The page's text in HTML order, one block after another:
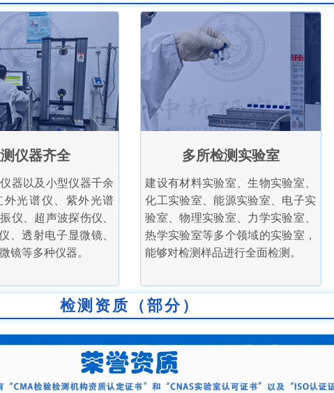
仪器齐全
器以及小型仪器千余
外光谱仪、紫外光谱
仪、超声波探伤仪、
、透射电子显微镜、
镜等多种仪器。
多所检测实验室
建设有材料实验室、生物实验室、
化工实验室、能源实验室、电子实
验室、物理实验室、力学实验室、
热学实验室等多个领域的实验室，
能够对检测样品进行全面检测。
检测资质（部分）